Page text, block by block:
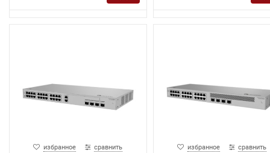
избранное сравнить избранное сравнить